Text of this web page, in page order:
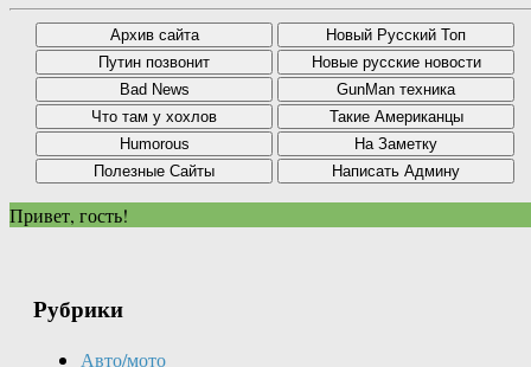
Привет, гость!
Рубрики
Авто/мото